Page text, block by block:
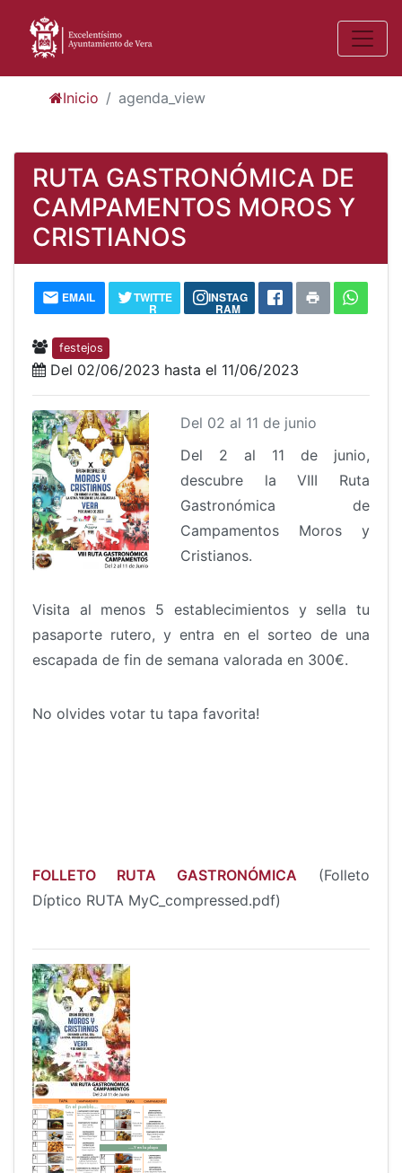
Inicio agenda_view
RUTA GASTRONÓMICA DE
CAMPAMENTOS MOROS Y
CRISTIANOS
EMAIL TWITTE
R
INSTAG
RAM
festejos
Del 02/06/2023 hasta el 11/06/2023
Del 02 al 11 de junio
Del 2 al 11 de junio,
descubre la VIII Ruta
Gastronómica de
Campamentos Moros y
Cristianos.
Visita al menos 5 establecimientos y sella tu
pasaporte rutero, y entra en el sorteo de una
escapada de fin de semana valorada en 300€.
No olvides votar tu tapa favorita!
FOLLETO RUTA GASTRONÓMICA (Folleto
Díptico RUTA MyC_compressed.pdf)